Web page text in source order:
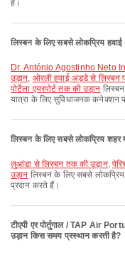
हैं।
लिस्बन के लिए सबसे लोकप्रिय हवाई
Dr. António Agostinho Neto International Airport से लिस्बन पोर्टेला एयरपोर्ट तक की
उड़ान, ओरली हवाई अड्डे से लिस्बन
पोर्टेला एयरपोर्ट तक की उड़ान
यात्रा के लिए सुविधाजनक कनेक्शन
लिस्बन के लिए सबसे लोकप्रिय शहर
लुआंडा से लिस्बन तक की उड़ान,
उड़ान लिस्बन के लिए सबसे लोकप्रिय
प्रदान करते हैं।
टीएपी एर पोर्तुगाल / TAP Air
उड़ान किस समय प्रस्थान करती है?